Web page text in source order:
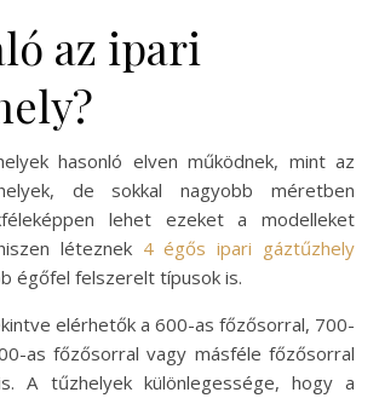
az ipari
hasonló elven működnek, mint az
de sokkal nagyobb méretben
lehet ezeket a modelleket
léteznek 4 égős ipari gáztűzhely
égőfel felszerelt típusok is.
elérhetők a 600-as főzősorral, 700-
as főzősorral vagy másféle főzősorral
A tűzhelyek különlegessége, hogy a